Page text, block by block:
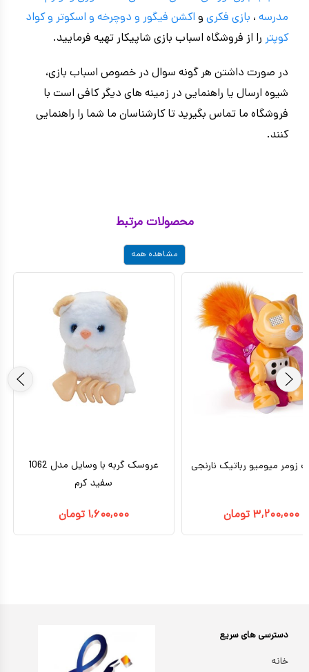
مدرسه ، بازی فکری و اکشن فیگور و دوچرخه و اسکوتر و کواد
کوپتر را از فروشگاه اسباب بازی شاپیکار تهیه فرمایید.
در صورت داشتن هر گونه سوال در خصوص اسباب بازی،
شیوه ارسال یا راهنمایی در زمینه های دیگر کافی است با
فروشگاه ما تماس بگیرید تا کارشناسان ما شما را راهنمایی
کنند.
محصولات مرتبط
مشاهده همه
عروسک گربه با وسایل مدل 1062
سفید کرم
۱,۶۰۰,۰۰۰ تومان
زومر میومیو رباتیک نارنجی
۳,۲۰۰,۰۰۰تومان
دسترسی های سریع
خانه